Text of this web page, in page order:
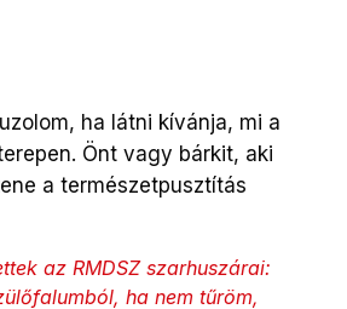
ha látni kívánja, mi a
Önt vagy bárkit, aki
a természetpusztítás
az RMDSZ szarhuszárai:
ha nem tűröm,